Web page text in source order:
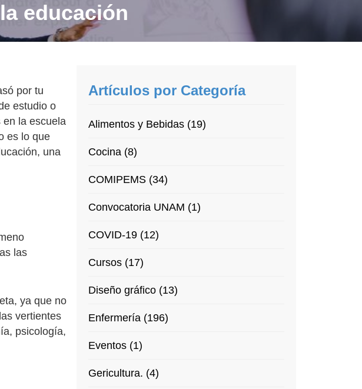
educación
por tu
estudio o
en la escuela
es lo que
una
las
ya que no
vertientes
psicología,
Artículos por Categoría
Alimentos y Bebidas (19)
Cocina (8)
COMIPEMS (34)
Convocatoria UNAM (1)
COVID-19 (12)
Cursos (17)
Diseño gráfico (13)
Enfermería (196)
Eventos (1)
Gericultura. (4)